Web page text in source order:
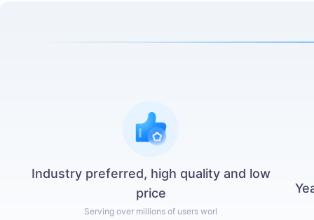
Industry preferred, high quality and low
price
Serving over millions of users worl